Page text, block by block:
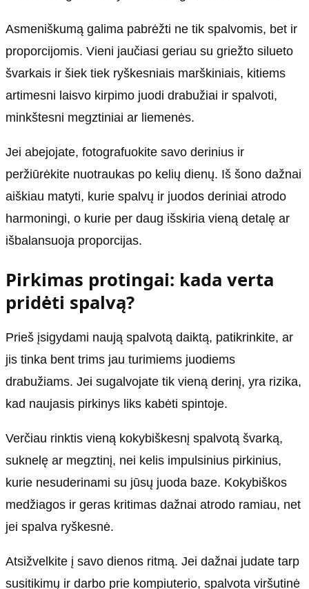
Asmeniškumą galima pabrėžti ne tik spalvomis, bet ir
proporcijomis. Vieni jaučiasi geriau su griežto silueto
švarkais ir šiek tiek ryškesniais marškiniais, kitiems
artimesni laisvo kirpimo juodi drabužiai ir spalvoti,
minkštesni megztiniai ar liemenės.
Jei abejojate, fotografuokite savo derinius ir
peržiūrėkite nuotraukas po kelių dienų. Iš šono dažnai
aiškiau matyti, kurie spalvų ir juodos deriniai atrodo
harmoningi, o kurie per daug išskiria vieną detalę ar
išbalansuoja proporcijas.
Pirkimas protingai: kada verta
pridėti spalvą?
Prieš įsigydami naują spalvotą daiktą, patikrinkite, ar
jis tinka bent trims jau turimiems juodiems
drabužiams. Jei sugalvojate tik vieną derinį, yra rizika,
kad naujasis pirkinys liks kabėti spintoje.
Verčiau rinktis vieną kokybiškesnį spalvotą švarką,
suknelę ar megztinį, nei kelis impulsinius pirkinius,
kurie nesuderinami su jūsų juoda baze. Kokybiškos
medžiagos ir geras kritimas dažnai atrodo ramiau, net
jei spalva ryškesnė.
Atsižvelkite į savo dienos ritmą. Jei dažnai judate tarp
susitikimų ir darbo prie kompiuterio, spalvota viršutinė